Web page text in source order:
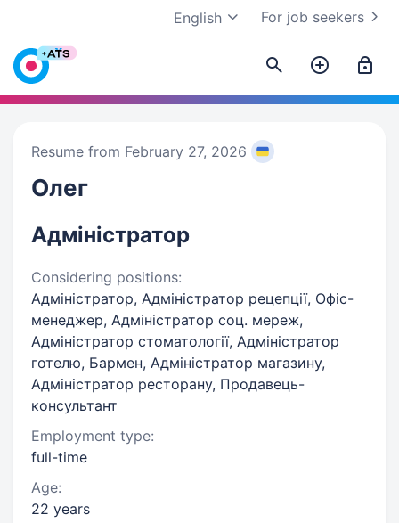
For job seekers
English
Resume from February 27, 2026
Олег
Адміністратор
Considering positions:
Адміністратор, Адміністратор рецепції, Офіс-
менеджер, Адміністратор соц. мереж,
Адміністратор стоматології, Адміністратор
готелю, Бармен, Адміністратор магазину,
Адміністратор ресторану, Продавець-
консультант
Employment type:
full-time
Age:
22 years